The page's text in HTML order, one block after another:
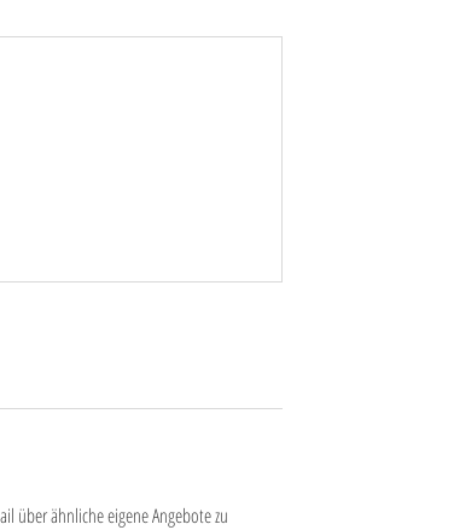
über ähnliche eigene Angebote zu